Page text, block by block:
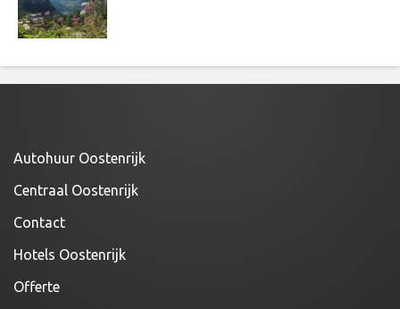
Autohuur Oostenrijk
Centraal Oostenrijk
Contact
Hotels Oostenrijk
Offerte